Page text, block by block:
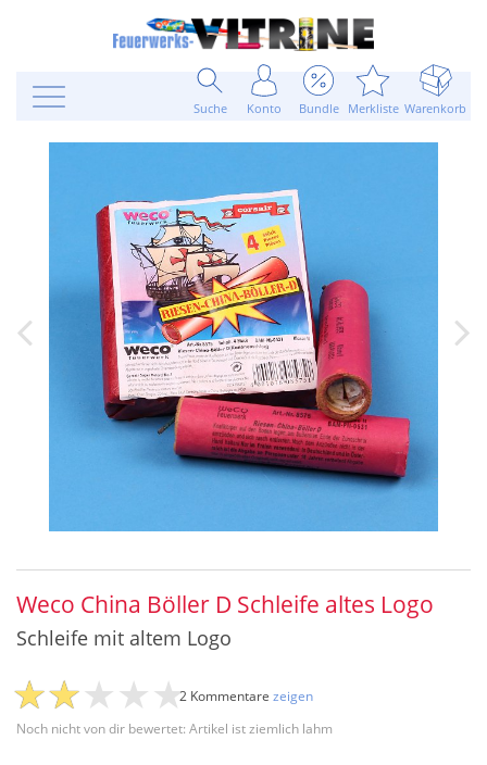
Suche Konto Bundle Merkliste Warenkorb
Weco China Böller D Schleife altes Logo
Schleife mit altem Logo
Noch nicht von dir bewertet: Artikel ist ziemlich lahm
2 Kommentare zeigen